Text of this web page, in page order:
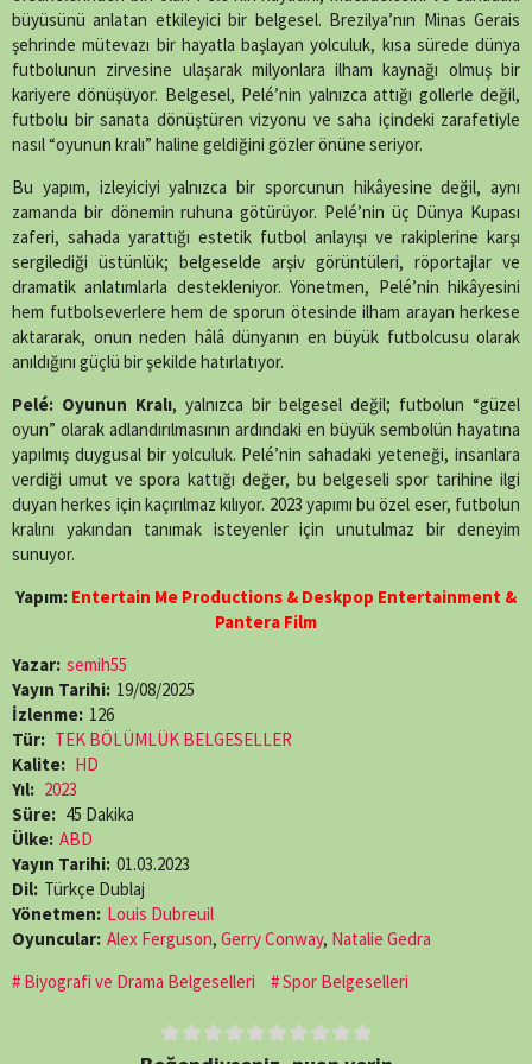
büyüsünü anlatan etkileyici bir belgesel. Brezilya’nın Minas Gerais
şehrinde mütevazı bir hayatla başlayan yolculuk, kısa sürede dünya
futbolunun zirvesine ulaşarak milyonlara ilham kaynağı olmuş bir
kariyere dönüşüyor. Belgesel, Pelé’nin yalnızca attığı gollerle değil,
futbolu bir sanata dönüştüren vizyonu ve saha içindeki zarafetiyle
nasıl “oyunun kralı” haline geldiğini gözler önüne seriyor.
Bu yapım, izleyiciyi yalnızca bir sporcunun hikâyesine değil, aynı
zamanda bir dönemin ruhuna götürüyor. Pelé’nin üç Dünya Kupası
zaferi, sahada yarattığı estetik futbol anlayışı ve rakiplerine karşı
sergilediği üstünlük; belgeselde arşiv görüntüleri, röportajlar ve
dramatik anlatımlarla destekleniyor. Yönetmen, Pelé’nin hikâyesini
hem futbolseverlere hem de sporun ötesinde ilham arayan herkese
aktararak, onun neden hâlâ dünyanın en büyük futbolcusu olarak
anıldığını güçlü bir şekilde hatırlatıyor.
Pelé: Oyunun Kralı, yalnızca bir belgesel değil; futbolun “güzel
oyun” olarak adlandırılmasının ardındaki en büyük sembolün hayatına
yapılmış duygusal bir yolculuk. Pelé’nin sahadaki yeteneği, insanlara
verdiği umut ve spora kattığı değer, bu belgeseli spor tarihine ilgi
duyan herkes için kaçırılmaz kılıyor. 2023 yapımı bu özel eser, futbolun
kralını yakından tanımak isteyenler için unutulmaz bir deneyim
sunuyor.
Yapım: Entertain Me Productions & Deskpop Entertainment &
Pantera Film
Yazar: semih55
Yayın Tarihi: 19/08/2025
İzlenme: 126
Tür: TEK BÖLÜMLÜK BELGESELLER
Kalite: HD
Yıl: 2023
Süre: 45 Dakika
Ülke: ABD
Yayın Tarihi: 01.03.2023
Dil: Türkçe Dublaj
Yönetmen: Louis Dubreuil
Oyuncular: Alex Ferguson, Gerry Conway, Natalie Gedra
Biyografi ve Drama Belgeselleri
Spor Belgeselleri